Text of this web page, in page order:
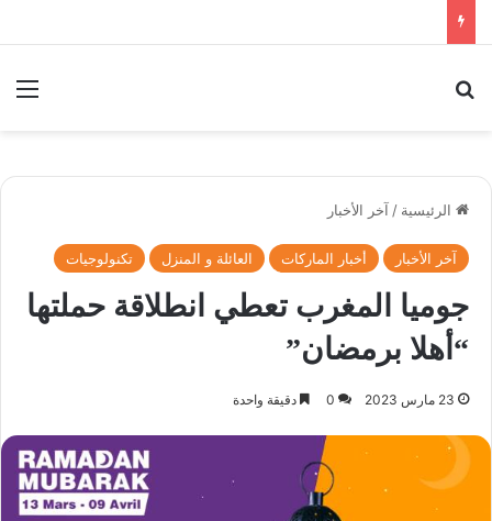
الرئيسية / آخر الأخبار
آخر الأخبار أخبار الماركات العائلة و المنزل تكنولوجيات
جوميا المغرب تعطي انطلاقة حملتها
“أهلا برمضان”
23 مارس 2023 0 دقيقة واحدة